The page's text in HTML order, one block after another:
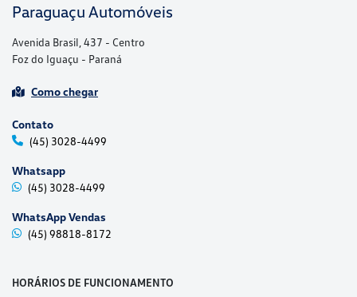
Paraguaçu Automóveis
Avenida Brasil, 437 - Centro
Foz do Iguaçu - Paraná
Como chegar
Contato
(45) 3028-4499
Whatsapp
(45) 3028-4499
WhatsApp Vendas
(45) 98818-8172
HORÁRIOS DE FUNCIONAMENTO